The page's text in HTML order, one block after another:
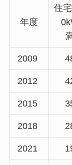
年度
住
2009
2012
2015
2018
2021